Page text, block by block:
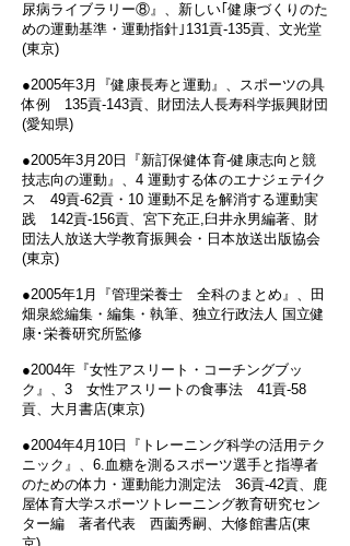
尿病ライブラリー⑧』、新しい｢健康づくりのた
めの運動基準・運動指針｣131貢‐135貢、文光堂
(東京)
●2005年3月『健康長寿と運動』、スポーツの具
体例 135貢‐143貢、財団法人長寿科学振興財団
(愛知県)
●2005年3月20日『新訂保健体育-健康志向と競
技志向の運動』、4 運動する体のエナジェテｲク
ス 49貢‐62貢・10 運動不足を解消する運動実
践 142貢‐156貢、宮下充正,臼井永男編著、財
団法人放送大学教育振興会・日本放送出版協会
(東京)
●2005年1月『管理栄養士 全科のまとめ』、田
畑泉総編集・編集・執筆、独立行政法人 国立健
康･栄養研究所監修
●2004年『女性アスリート・コーチングブッ
ク』、3 女性アスリートの食事法 41貢‐58
貢、大月書店(東京)
●2004年4月10日『トレーニング科学の活用テク
ニック』、6.血糖を測るスポーツ選手と指導者
のための体力・運動能力測定法 36貢‐42貢、鹿
屋体育大学スポーツトレーニング教育研究セン
ター編 著者代表 西薗秀嗣、大修館書店(東